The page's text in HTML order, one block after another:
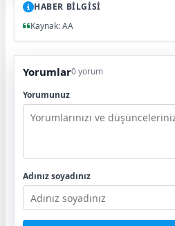
HABER BİLGİSİ
Kaynak: AA
Yorumlar0 yorum
Yorumunuz
Adınız soyadınız